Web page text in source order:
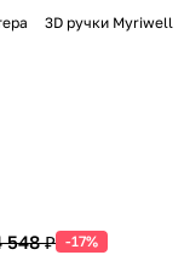
3D ручки Myriwell
548 ₽ -17%